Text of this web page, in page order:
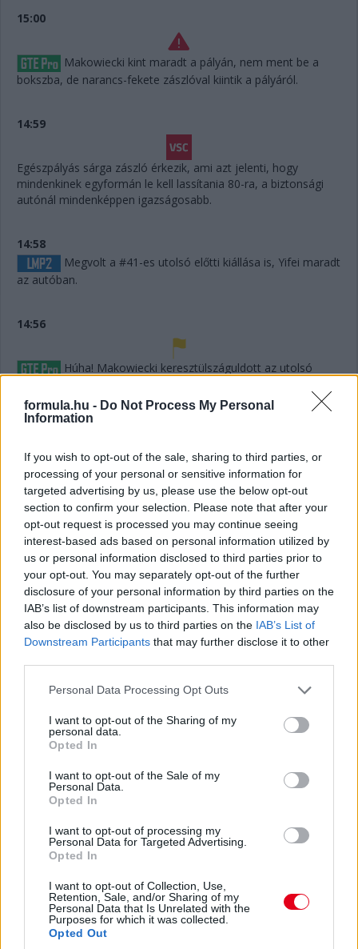
formula.hu - Do Not Process My Personal
Information
If you wish to opt-out of the sale, sharing to third parties, or
processing of your personal or sensitive information for
targeted advertising by us, please use the below opt-out
section to confirm your selection. Please note that after your
opt-out request is processed you may continue seeing
interest-based ads based on personal information utilized by
us or personal information disclosed to third parties prior to
your opt-out. You may separately opt-out of the further
disclosure of your personal information by third parties on the
IAB’s list of downstream participants. This information may
also be disclosed by us to third parties on the IAB’s List of
Downstream Participants that may further disclose it to other
Please note that this website/app uses one or more Google
not limited to your visit or usage behaviour. You may click to
grant or deny consent to Google and its third-party tags to
use your data for below specified purposes in below Google
consent section.
Personal Data Processing Opt Outs
I want to opt-out of the Sharing of my
personal data.
Opted In
I want to opt-out of the Sale of my
Personal Data.
Opted In
I want to opt-out of processing my
Personal Data for Targeted Advertising.
Opted In
I want to opt-out of Collection, Use,
Retention, Sale, and/or Sharing of my
Personal Data that Is Unrelated with the
Purposes for which it was collected.
Opted Out
15:00
Makowiecki kint maradt a pályán, nem ment be a
bokszba, de narancs-fekete zászlóval kiintik a pályáról.
14:59
Egészpályás sárga zászló érkezik, ami azt jelenti, hogy
mindenkinek egyformán le kell lassítania 80-ra, a biztonsági
autónál mindenképpen igazságosabb.
14:58
Megvolt a #41-es utolsó előtti kiállása is, Yifei maradt
az autóban.
14:56
Húha! Makowiecki keresztülszáguldott az utolsó
le az autóról, aminek elment a fékje a kritikus pillanatban a
versenyző elmondása szerint.
14:53
A hátsó gumikat le tudták ugyan cserélni, de megint
ugrálni kellett az autón, mert az emelő, az bizony továbbra
sem működik rendesen.
14:53
Hajjajj... A #31-es kerékcserén. Vajon most sima
lesz?
14:46
A PR1 Mathiasen azóta sem jött ki, hivatalosan nem
estek ki, de semmi jele nincs annak, hogy ez az autó még
megmozdulna. Maradtak 45-en.
Egyre közelebb az eső. Egyre-egyre közelebb.
kiállása lesz, hacsak nem jön egy hosszabb megszakítás,
lassú zóna, safety car, vagy ilyesmi.